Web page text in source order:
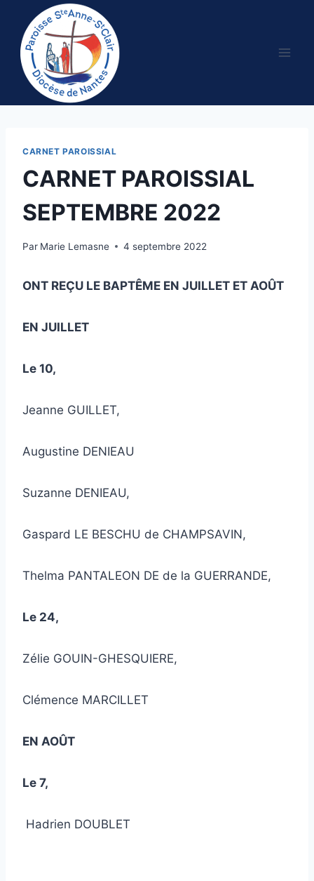
contenu
CARNET PAROISSIAL
CARNET PAROISSIAL
SEPTEMBRE 2022
Par Marie Lemasne 4 septembre 2022
ONT REÇU LE BAPTÊME EN JUILLET ET AOÛT
EN JUILLET
Le 10,
Jeanne GUILLET,
Augustine DENIEAU
Suzanne DENIEAU,
Gaspard LE BESCHU de CHAMPSAVIN,
Thelma PANTALEON DE de la GUERRANDE,
Le 24,
Zélie GOUIN-GHESQUIERE,
Clémence MARCILLET
EN AOÛT
Le 7,
Hadrien DOUBLET